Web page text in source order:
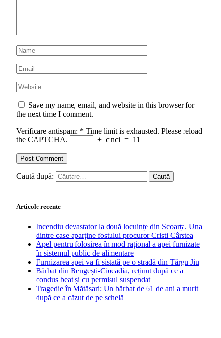
Save my name, email, and website in this browser for
the next time I comment.
Verificare antispam: * Time limit is exhausted. Please reload
the CAPTCHA.
+ cinci = 11
Caută după:
Articole recente
Incendiu devastator la două locuințe din Scoarța. Una
dintre case aparține fostului procuror Cristi Cârstea
Apel pentru folosirea în mod rațional a apei furnizate
în sistemul public de alimentare
Furnizarea apei va fi sistată pe o stradă din Târgu Jiu
Bărbat din Bengești-Ciocadia, reținut după ce a
condus beat și cu permisul suspendat
Tragedie în Mătăsari: Un bărbat de 61 de ani a murit
după ce a căzut de pe schelă